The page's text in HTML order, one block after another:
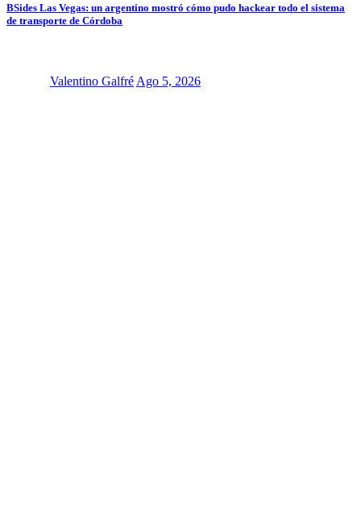
BSides Las Vegas: un argentino mostró cómo pudo hackear todo el sistema
de transporte de Córdoba
Valentino Galfré Ago 5, 2026